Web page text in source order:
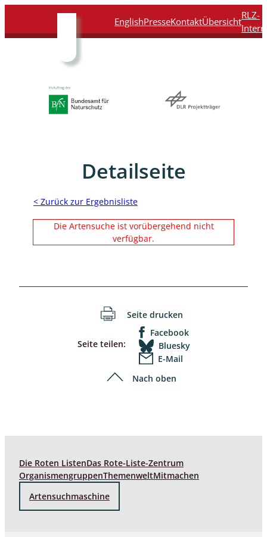
Inhalt
Hauptnavigation
Suche
Fußleiste
EnglishPresseKontaktÜbersicht
RLZ-
Intern
Detailseite
< Zurück zur Ergebnisliste
Die Artensuche ist vorübergehend nicht
verfügbar.
Seite drucken
Seite teilen:
Facebook
Bluesky
E-Mail
Nach oben
Die Roten ListenDas Rote-Liste-Zentrum
OrganismengruppenThemenweltMitmachen
Artensuchmaschine